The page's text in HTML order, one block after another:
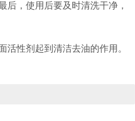
后，使用后要及时清洗干净，
性剂起到清洁去油的作用。